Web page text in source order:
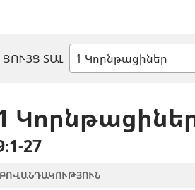
ՑՈՒՅՑ ՏԱԼ
Աստվածաշնչյան
27
ԲՈՎԱՆԴԱԿՈՒԹՅՈՒՆ